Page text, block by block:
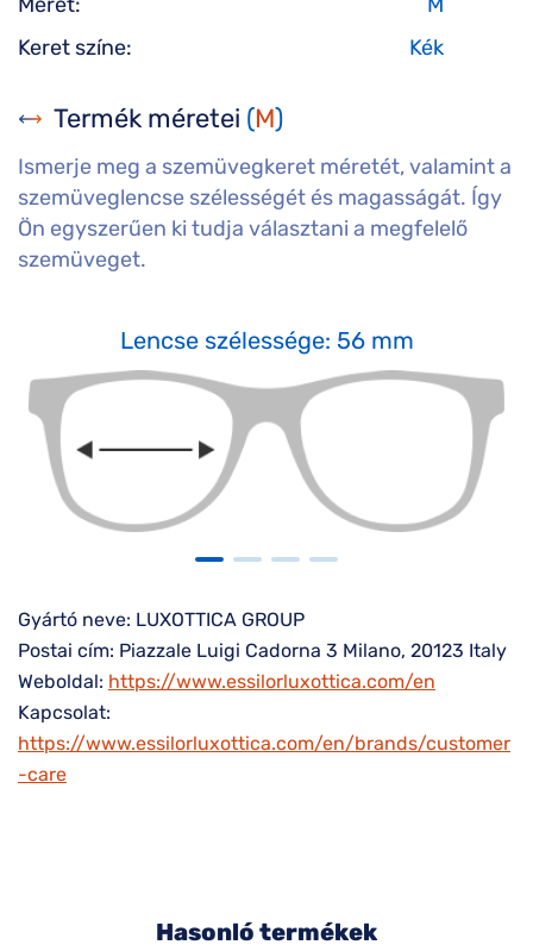
Keret színe:
Kék
Termék méretei (M)
Ismerje meg a szemüvegkeret méretét, valamint a
szemüveglencse szélességét és magasságát. Így
Ön egyszerűen ki tudja választani a megfelelő
szemüveget.
Lencse szélessége: 56 mm
Gyártó neve: LUXOTTICA GROUP
Postai cím: Piazzale Luigi Cadorna 3 Milano, 20123 Italy
Weboldal: https://www.essilorluxottica.com/en
Kapcsolat:
https://www.essilorluxottica.com/en/brands/customer
-care
Hasonló termékek